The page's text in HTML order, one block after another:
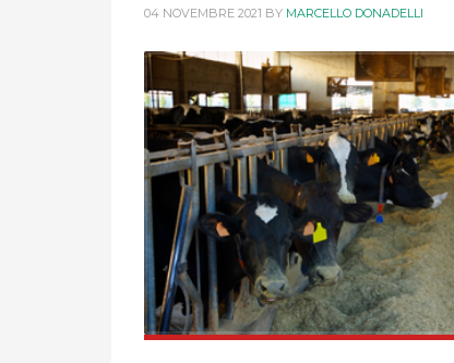
04 NOVEMBRE 2021 BY MARCELLO DONADELLI